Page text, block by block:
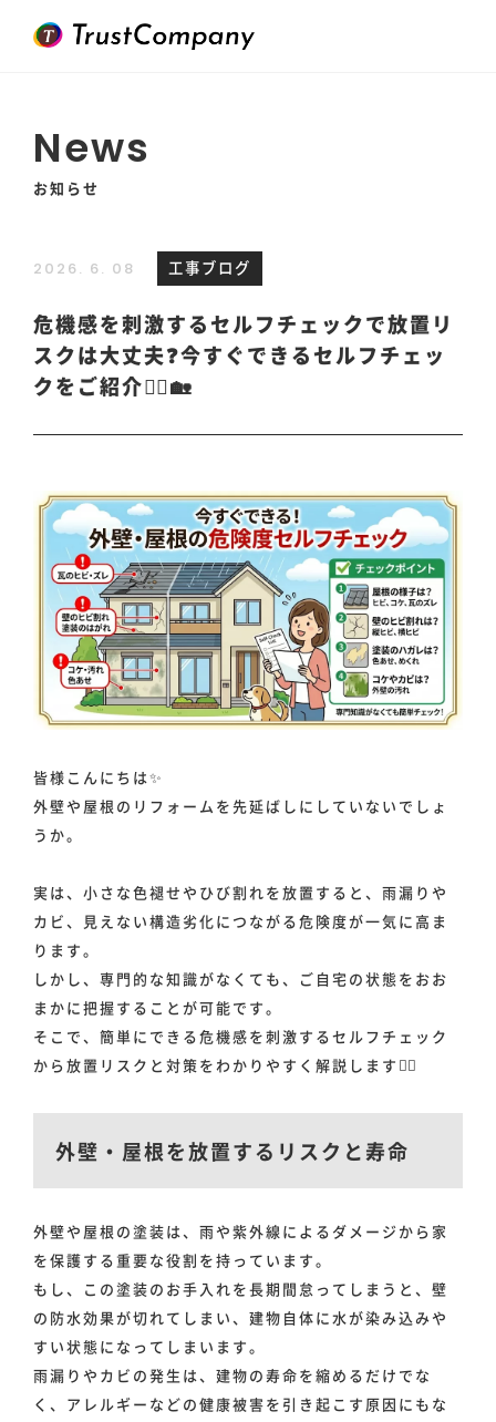
News
お知らせ
2026. 6. 08 工事ブログ
危機感を刺激するセルフチェックで放置リ
スクは大丈夫❓今すぐできるセルフチェッ
クをご紹介💁‍♂️🏡
皆様こんにちは✨
外壁や屋根のリフォームを先延ばしにしていないでしょ
うか。
実は、小さな色褪せやひび割れを放置すると、雨漏りや
カビ、見えない構造劣化につながる危険度が一気に高ま
ります。
しかし、専門的な知識がなくても、ご自宅の状態をおお
まかに把握することが可能です。
そこで、簡単にできる危機感を刺激するセルフチェック
から放置リスクと対策をわかりやすく解説します🙂‍↕️
外壁・屋根を放置するリスクと寿命
外壁や屋根の塗装は、雨や紫外線によるダメージから家
を保護する重要な役割を持っています。
もし、この塗装のお手入れを長期間怠ってしまうと、壁
の防水効果が切れてしまい、建物自体に水が染み込みや
すい状態になってしまいます。
雨漏りやカビの発生は、建物の寿命を縮めるだけでな
く、アレルギーなどの健康被害を引き起こす原因にもな